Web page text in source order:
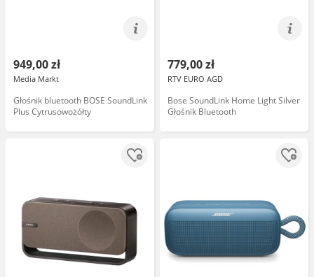
949,00 zł
Media Markt
Głośnik bluetooth BOSE SoundLink
Plus Cytrusowożółty
779,00 zł
RTV EURO AGD
Bose SoundLink Home Light Silver
Głośnik Bluetooth